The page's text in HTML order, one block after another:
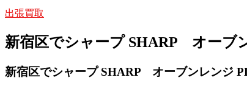
出張買取
新宿区でシャープ SHARP オーブ
新宿区でシャープ SHARP オーブンレンジ